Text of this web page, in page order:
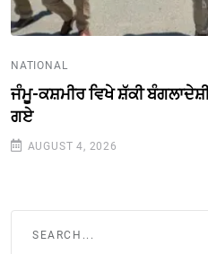
NATIONAL
ਜੰਮੂ-ਕਸ਼ਮੀਰ ਵਿਖੇ ਸ਼ੱਕੀ
ਗਏ
AUGUST 4, 2026